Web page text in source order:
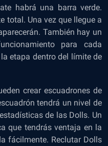
habrá una barra verde.
total. Una vez que llegue a
También hay un
para cada
etapa dentro del límite de
crear escuadrones de
tendrá un nivel de
de las Dolls. Un
que tendrás ventaja en la
fácilmente. Reclutar Dolls